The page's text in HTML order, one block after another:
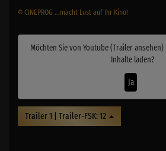
© CINEPROG ...macht Lust auf Ihr Kino!
Möchten Sie von Youtube (Trailer ansehen)
Inhalte laden?
Ja
Trailer 1 | Trailer-FSK: 12